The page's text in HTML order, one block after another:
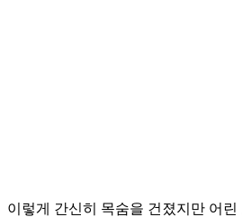
이렇게 간신히 목숨을 건졌지만 어